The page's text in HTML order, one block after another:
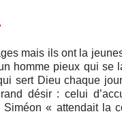
mais ils ont la
homme pieux qui se
sert Dieu chaque
désir : celui
« attendait la